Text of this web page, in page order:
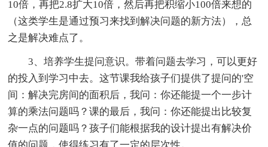
10倍，再把2.8扩大10倍，然后再把积缩小100倍来想的
（这类学生是通过预习来找到解决问题的新方法），总
之是解决难点了。
3、培养学生提问意识。带着问题去学习，可以更好
的投入到学习中去。这节课我给孩子们提供了提问的'空
间：解决完房间的面积后，我问：你还能提一个一步计
算的乘法问题吗？课的最后，我问：你还能提出比较复
杂一点的问题吗？孩子们能根据我的设计提出有解决价